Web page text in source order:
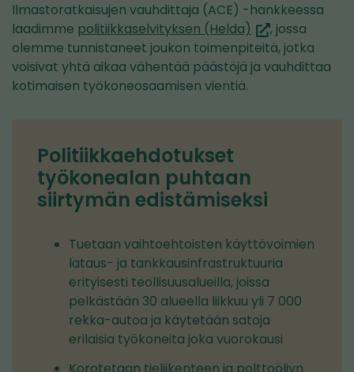
Ilmastoratkaisujen vauhdittaja (ACE) -hankkeessa
laadimme politiikkaselvityksen (Helda) (siirryt
toiseen
palveluun)
, jossa
olemme tunnistaneet joukon toimenpiteitä, jotka
voisivat yhtä aikaa vähentää päästöjä ja vauhdittaa
kotimaisen työkoneosaamisen vientiä.
Politiikkaehdotukset
työkonealan puhtaan
siirtymän edistämiseksi
Tuetaan vaihtoehtoisten käyttövoimien
lataus- ja tankkausinfrastruktuuria
erityisesti teollisuusalueilla, joissa
pelkästään 30 alueella liikkuu yli 7 000
rekka-autoa ja käytetään satoja
erilaisia työkoneita joka vuorokausi